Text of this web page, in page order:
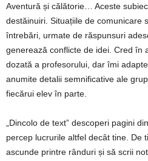
Aventură și călătorie… Aceste
destăinuiri. Situațiile de comunicare
întrebări, urmate de răspunsuri
generează conflicte de idei. Cred în
dozată a profesorului, dar îmi
anumite detalii semnificative ale
fiecărui elev în parte.
„Dincolo de text” descoperi pagini
percep lucrurile altfel decât tine. De
ascunde printre rânduri și să scrii